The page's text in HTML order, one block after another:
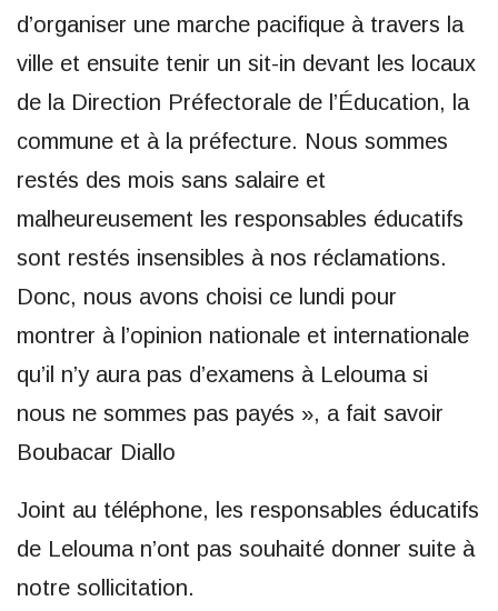
d’organiser une marche pacifique à travers la
ville et ensuite tenir un sit-in devant les locaux
de la Direction Préfectorale de l’Éducation, la
commune et à la préfecture. Nous sommes
restés des mois sans salaire et
malheureusement les responsables éducatifs
sont restés insensibles à nos réclamations.
Donc, nous avons choisi ce lundi pour
montrer à l’opinion nationale et internationale
qu’il n’y aura pas d’examens à Lelouma si
nous ne sommes pas payés », a fait savoir
Boubacar Diallo
Joint au téléphone, les responsables éducatifs
de Lelouma n’ont pas souhaité donner suite à
notre sollicitation.